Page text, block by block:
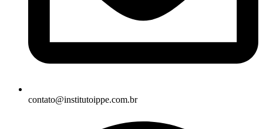
contato@institutoippe.com.br